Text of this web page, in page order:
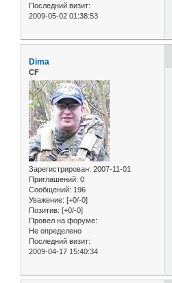
Последний визит:
2009-05-02 01:38:53
Dima
CF
Зарегистрирован: 2007-11-01
Приглашений: 0
Сообщений: 196
Уважение: [+0/-0]
Позитив: [+0/-0]
Провел на форуме:
Не определено
Последний визит:
2009-04-17 15:40:34